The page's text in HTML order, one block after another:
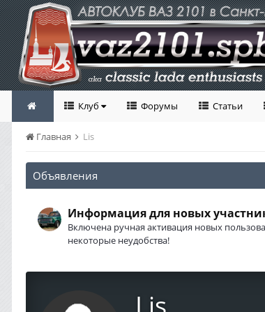
Клуб Форумы Статьи
Главная Lis
Объявления
Информация для новых
Включена ручная активация новых
некоторые неудобства!